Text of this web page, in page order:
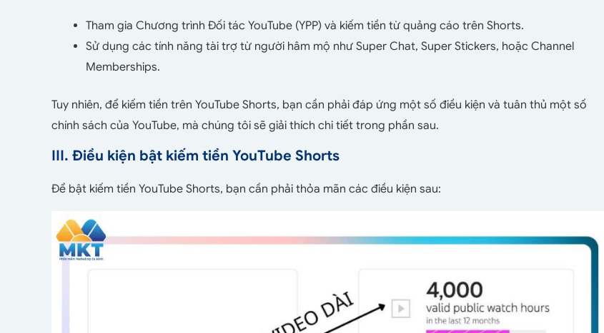
Tham gia Chương trình Đối tác YouTube (YPP) và kiếm tiền từ quảng cáo trên Shorts.
Sử dụng các tính năng tài trợ từ người hâm mộ như Super Chat, Super Stickers, hoặc Channel
Memberships.
Tuy nhiên, để kiếm tiền trên YouTube Shorts, bạn cần phải đáp ứng một số điều kiện và tuân thủ một số
chính sách của YouTube, mà chúng tôi sẽ giải thích chi tiết trong phần sau.
III. Điều kiện bật kiếm tiền YouTube Shorts
Để bật kiếm tiền YouTube Shorts, bạn cần phải thỏa mãn các điều kiện sau: